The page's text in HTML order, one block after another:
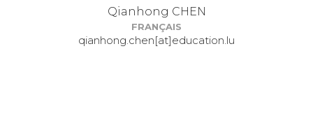
Qianhong CHEN
FRANÇAIS
qianhong.chen[at]education.lu